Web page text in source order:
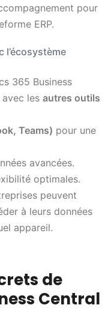
pour
ERP.
l’écosystème
365 Business
les autres outils
Teams) pour une
avancées.
optimales.
peuvent
à leurs données
appareil.
de
Central